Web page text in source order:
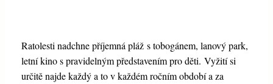
Ratolesti nadchne příjemná pláž s tobogánem, lanový park,
letní kino s pravidelným představením pro děti. Vyžití si
určitě najde každý a to v každém ročním období a za